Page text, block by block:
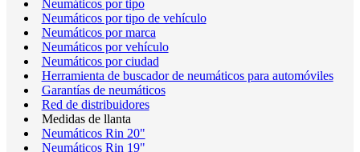
Neumáticos por tipo
Neumáticos por tipo de vehículo
Neumáticos por marca
Neumáticos por vehículo
Neumáticos por ciudad
Herramienta de buscador de neumáticos para automóviles
Garantías de neumáticos
Red de distribuidores
Medidas de llanta
Neumáticos Rin 20"
Neumáticos Rin 19"